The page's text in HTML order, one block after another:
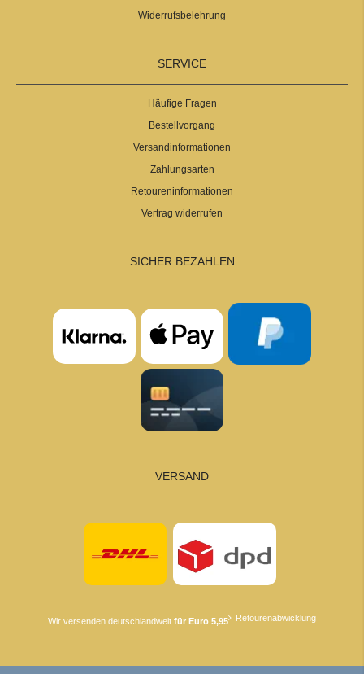
Widerrufsbelehrung
SERVICE
Häufige Fragen
Bestellvorgang
Versandinformationen
Zahlungsarten
Retoureninformationen
Vertrag widerrufen
SICHER BEZAHLEN
VERSAND
Wir versenden deutschlandweit für Euro 5,95 Retourenabwicklung